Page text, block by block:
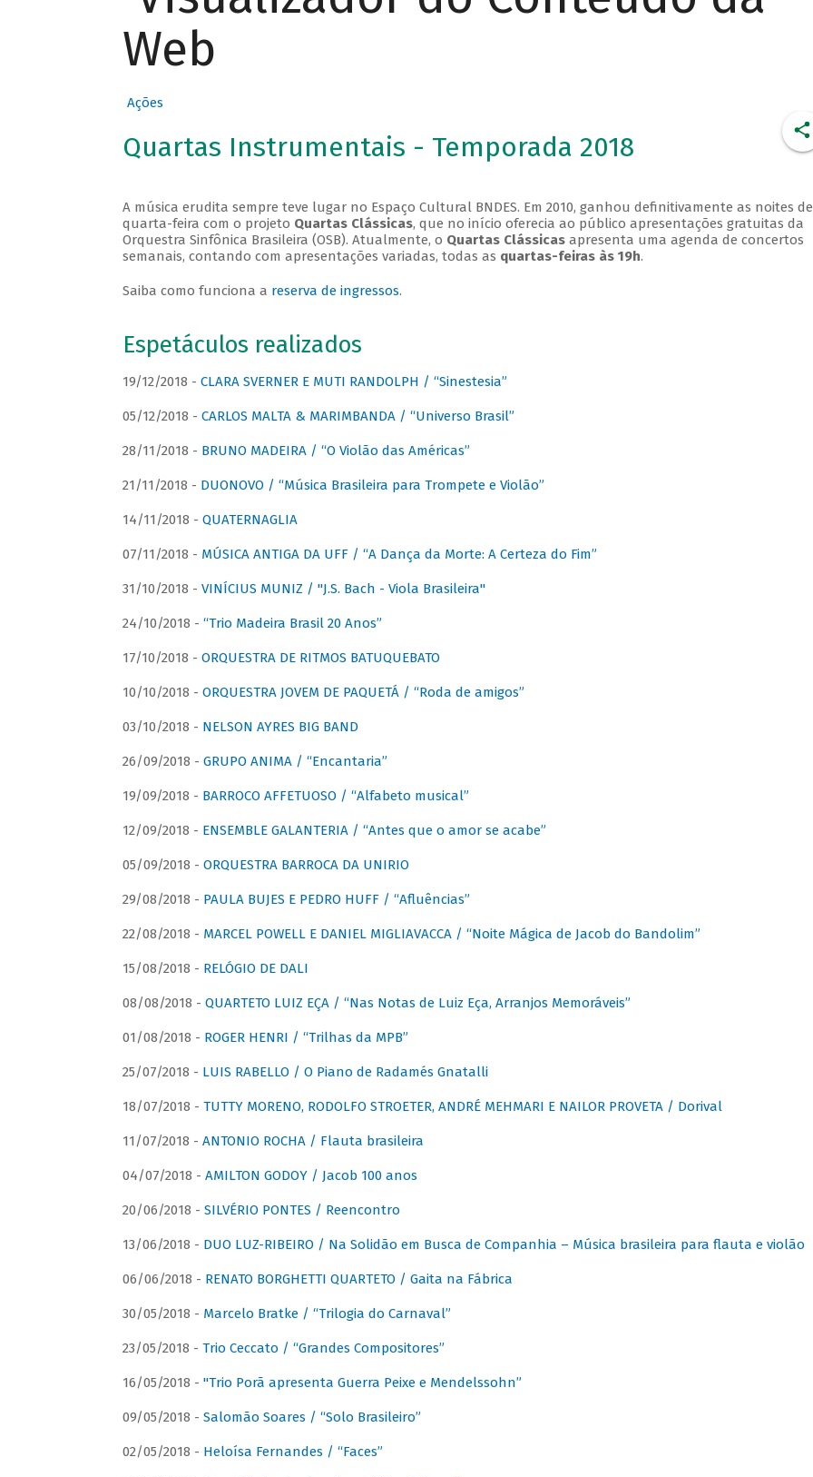
Web
Ações
Quartas Instrumentais - Temporada 2018
A música erudita sempre teve lugar no Espaço Cultural BNDES. Em 2010, ganhou definitivamente as noites de
quarta-feira com o projeto Quartas Clássicas, que no início oferecia ao público apresentações gratuitas da
Orquestra Sinfônica Brasileira (OSB). Atualmente, o Quartas Clássicasapresenta uma agenda de concertos
semanais, contando com apresentações variadas, todas as quartas-feiras às 19h.
Saiba como funciona a reserva de ingressos.
Espetáculos realizados
19/12/2018 - CLARA SVERNER E MUTI RANDOLPH / “Sinestesia”
05/12/2018 - CARLOS MALTA & MARIMBANDA / “Universo Brasil”
28/11/2018 - BRUNO MADEIRA / “O Violão das Américas”
21/11/2018 - DUONOVO / “Música Brasileira para Trompete e Violão”
14/11/2018 - QUATERNAGLIA
07/11/2018 - MÚSICA ANTIGA DA UFF / “A Dança da Morte: A Certeza do Fim”
31/10/2018 - VINÍCIUS MUNIZ / "J.S. Bach - Viola Brasileira"
24/10/2018 - “Trio Madeira Brasil 20 Anos”
17/10/2018 - ORQUESTRA DE RITMOS BATUQUEBATO
10/10/2018 - ORQUESTRA JOVEM DE PAQUETÁ / “Roda de amigos”
03/10/2018 - NELSON AYRES BIG BAND
26/09/2018 - GRUPO ANIMA / “Encantaria”
19/09/2018 - BARROCO AFFETUOSO / “Alfabeto musical”
12/09/2018 - ENSEMBLE GALANTERIA / “Antes que o amor se acabe”
05/09/2018 - ORQUESTRA BARROCA DA UNIRIO
29/08/2018 - PAULA BUJES E PEDRO HUFF / “Afluências”
22/08/2018 - MARCEL POWELL E DANIEL MIGLIAVACCA / “Noite Mágica de Jacob do Bandolim”
15/08/2018 - RELÓGIO DE DALI
08/08/2018 - QUARTETO LUIZ EÇA / “Nas Notas de Luiz Eça, Arranjos Memoráveis”
01/08/2018 - ROGER HENRI / “Trilhas da MPB”
25/07/2018 - LUIS RABELLO / O Piano de Radamés Gnatalli
18/07/2018 - TUTTY MORENO, RODOLFO STROETER, ANDRÉ MEHMARI E NAILOR PROVETA / Dorival
11/07/2018 - ANTONIO ROCHA / Flauta brasileira
04/07/2018 - AMILTON GODOY / Jacob 100 anos
20/06/2018 - SILVÉRIO PONTES / Reencontro
13/06/2018 - DUO LUZ-RIBEIRO / Na Solidão em Busca de Companhia – Música brasileira para flauta e violão
06/06/2018 - RENATO BORGHETTI QUARTETO / Gaita na Fábrica
30/05/2018 - Marcelo Bratke / “Trilogia do Carnaval”
23/05/2018 - Trio Ceccato / “Grandes Compositores”
16/05/2018 - "Trio Porã apresenta Guerra Peixe e Mendelssohn”
09/05/2018 - Salomão Soares / “Solo Brasileiro”
02/05/2018 - Heloísa Fernandes / “Faces”